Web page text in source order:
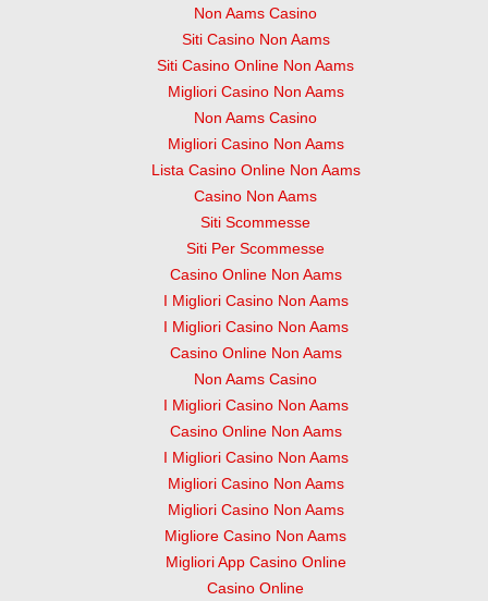
Non Aams Casino
Siti Casino Non Aams
Siti Casino Online Non Aams
Migliori Casino Non Aams
Non Aams Casino
Migliori Casino Non Aams
Lista Casino Online Non Aams
Casino Non Aams
Siti Scommesse
Siti Per Scommesse
Casino Online Non Aams
I Migliori Casino Non Aams
I Migliori Casino Non Aams
Casino Online Non Aams
Non Aams Casino
I Migliori Casino Non Aams
Casino Online Non Aams
I Migliori Casino Non Aams
Migliori Casino Non Aams
Migliori Casino Non Aams
Migliore Casino Non Aams
Migliori App Casino Online
Casino Online